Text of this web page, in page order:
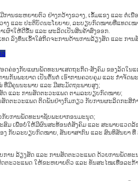
ນຂະຫຍາຍຕົວ ຢ່າງກວ້າງຂວາງ, ເຂັ້ມແຂງ ແລະ
ແລະ ປະຕິບັດນະໂຍບາຍ, ລະບຽບກົດໝາຍທີ່ແທດເ
ເຜົ່າໃຫ້ດີຂຶ້ນ ແລະ ຜະລິດເປັນສິນຄ້າສົ່ງອອກ.
ດ ລົງທຶນເຂົ້າໃສ່່ກິດຈະການດ້ານການລ້ຽງສັດ ແລະ ກ
ອງກັບແຜນພັດທະນາເສດຖະກິດ-ສັງຄົມ ຂອງລັດໃນແ
ກັນພະຍາດ ເປັນຕົ້ນຕໍ ເອົາການຄວບຄຸມ ແລະ ກຳຈັດພ
ມີຄຸນນະພາບ ແລະ ມີສະມັດຖະພາບສູງ;
ແລະ ການສັດຕະວະແພດ ຕາມລະບຽບກົດໝາຍ;
ຕະວະແພດ ຕິດພັນຢ່າງກົມກຽວ ກັບການຜະລິດກະສິ
ບການພັດທະນາຊັບພະຍາກອນມະນຸດ;
ມ ເພື່ອບໍ່ໃຫ້ມີຜົນສະທ້ອນຕໍ່ສັງຄົມ ແລະ ສະພາບແວດລ້
ບລະບຽບກົດໝາຍ, ສັນຍາສາກົນ ແລະ ສົນທິສັນຍາ ທີ່
ນ ລ້ຽງສັດ ແລະ ການສັດຕະວະແພດ ດ້ວຍການພັດທ
ຕະວະແພດ ໃຫ້ຂະຫຍາຍຕົວ ແລະ ທັນສະໄໝເທື່ອລະ